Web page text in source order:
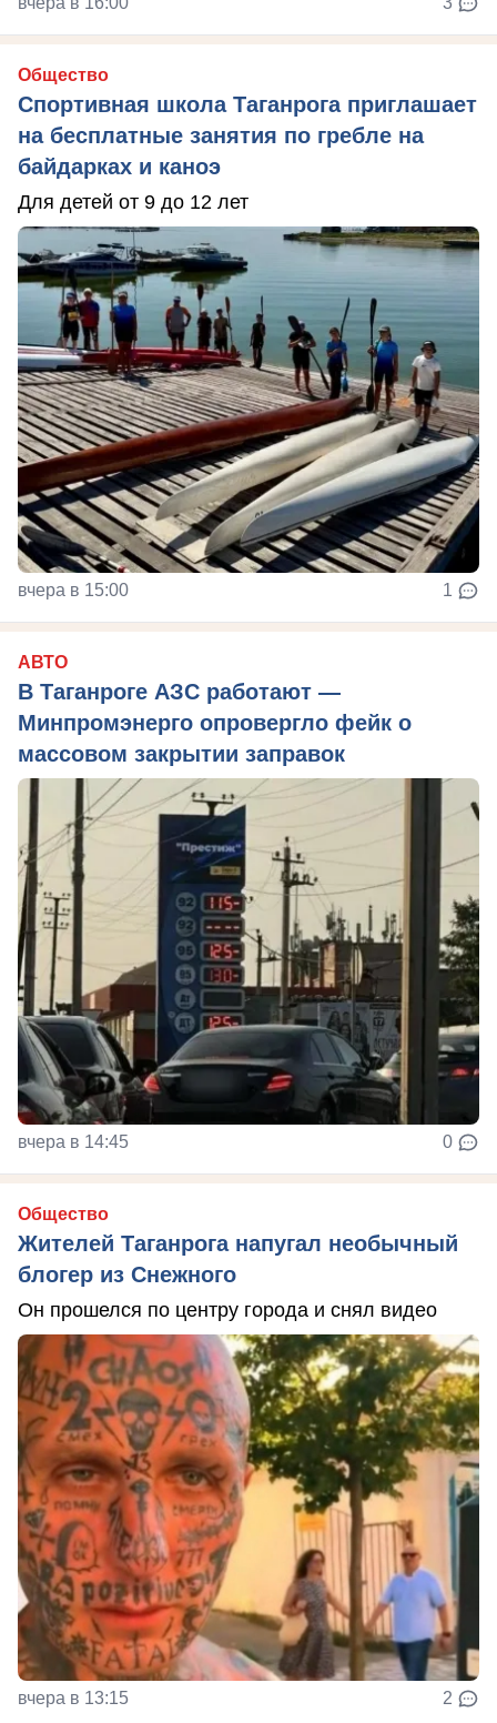
Общество
Спортивная школа Таганрога приглашает
на бесплатные занятия по гребле на
байдарках и каноэ
Для детей от 9 до 12 лет
вчера в 15:00 1
АВТО
В Таганроге АЗС работают —
Минпромэнерго опровергло фейк о
массовом закрытии заправок
вчера в 14:45 0
Общество
Жителей Таганрога напугал необычный
блогер из Снежного
Он прошелся по центру города и снял видео
вчера в 13:15 2